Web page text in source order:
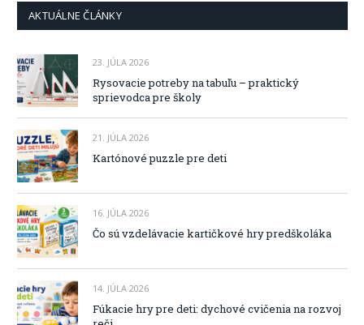
AKTUÁLNE ČLÁNKY
23. JÚLA 2026
Rysovacie potreby na tabuľu – praktický
sprievodca pre školy
21. JÚLA 2026
Kartónové puzzle pre deti
16. JÚLA 2026
Čo sú vzdelávacie kartičkové hry predškoláka
14. JÚLA 2026
Fúkacie hry pre deti: dychové cvičenia na rozvoj